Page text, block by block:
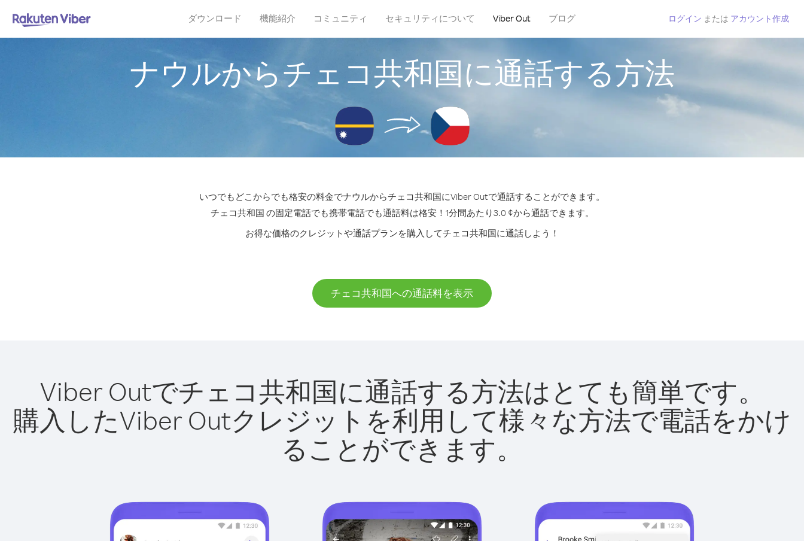
ダウンロード 機能紹介 コミュニティ セキュリティについて Viber Out ブログ ログイン または アカウント作成
ナウルからチェコ共和国に通話する方法
いつでもどこからでも格安の料金でナウルからチェコ共和国にViber Outで通話することができます。
チェコ共和国 の固定電話でも携帯電話でも通話料は格安！1分間あたり3.0 ¢から通話できます。
お得な価格のクレジットや通話プランを購入してチェコ共和国に通話しよう！
チェコ共和国への通話料を表示
Viber Outでチェコ共和国に通話する方法はとても簡単です。
購入したViber Outクレジットを利用して様々な方法で電話をかけ
ることができます。